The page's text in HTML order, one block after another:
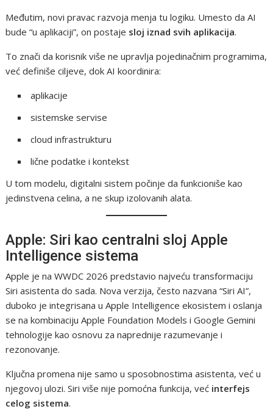
Međutim, novi pravac razvoja menja tu logiku. Umesto da AI
bude “u aplikaciji”, on postaje sloj iznad svih aplikacija.
To znači da korisnik više ne upravlja pojedinačnim programima,
već definiše ciljeve, dok AI koordinira:
aplikacije
sistemske servise
cloud infrastrukturu
lične podatke i kontekst
U tom modelu, digitalni sistem počinje da funkcioniše kao
jedinstvena celina, a ne skup izolovanih alata.
Apple: Siri kao centralni sloj Apple
Intelligence sistema
Apple je na WWDC 2026 predstavio najveću transformaciju
Siri asistenta do sada. Nova verzija, često nazvana “Siri AI”,
duboko je integrisana u Apple Intelligence ekosistem i oslanja
se na kombinaciju Apple Foundation Models i Google Gemini
tehnologije kao osnovu za naprednije razumevanje i
rezonovanje.
Ključna promena nije samo u sposobnostima asistenta, već u
njegovoj ulozi. Siri više nije pomoćna funkcija, već interfejs
celog sistema.